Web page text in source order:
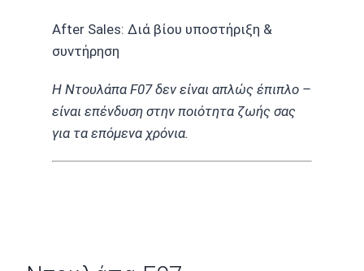
After Sales: Διά βίου υποστήριξη &
συντήρηση
Η Ντουλάπα F07 δεν είναι απλώς έπιπλο –
είναι επένδυση στην ποιότητα ζωής σας
για τα επόμενα χρόνια.